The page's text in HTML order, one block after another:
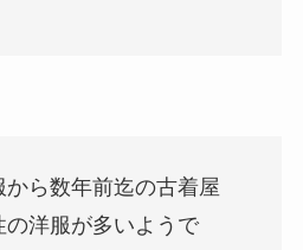
から数年前迄の古着屋
の洋服が多いようで